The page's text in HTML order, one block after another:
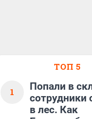
ТОП 5
1
Попали в
сотрудники
в лес. Как